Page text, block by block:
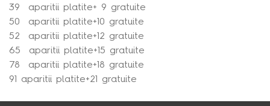
39 aparitii platite+ 9 gratuite
50 aparitii platite+10 gratuite
52 aparitii platite+12 gratuite
65 aparitii platite+15 gratuite
78 aparitii platite+18 gratuite
91 aparitii platite+21 gratuite